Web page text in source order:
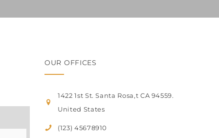
OUR OFFICES
1422 1st St. Santa Rosa,t CA 94559.
United States
(123) 45678910